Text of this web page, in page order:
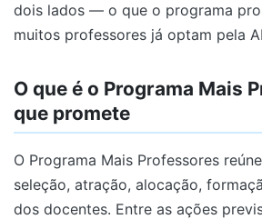
dois lados — o que o programa
muitos professores já optam pela
O que é o Programa Mais
que promete
O Programa Mais Professores
seleção, atração, alocação,
dos docentes. Entre as ações